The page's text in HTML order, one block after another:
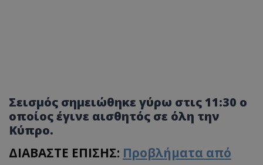
Σεισμός σημειώθηκε γύρω στις 11:30 ο
οποίος έγινε αισθητός σε όλη την
Κύπρο.
ΔΙΑΒΑΣΤΕ ΕΠΙΣΗΣ: Προβλήματα από